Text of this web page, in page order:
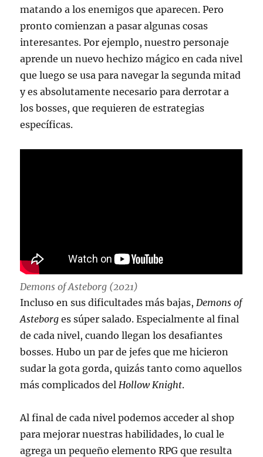
matando a los enemigos que aparecen. Pero
pronto comienzan a pasar algunas cosas
interesantes. Por ejemplo, nuestro personaje
aprende un nuevo hechizo mágico en cada nivel
que luego se usa para navegar la segunda mitad
y es absolutamente necesario para derrotar a
los bosses, que requieren de estrategias
específicas.
Demons of Asteborg (2021)
Incluso en sus dificultades más bajas, Demons of
Asteborg es súper salado. Especialmente al final
de cada nivel, cuando llegan los desafiantes
bosses. Hubo un par de jefes que me hicieron
sudar la gota gorda, quizás tanto como aquellos
más complicados del Hollow Knight.
Al final de cada nivel podemos acceder al shop
para mejorar nuestras habilidades, lo cual le
agrega un pequeño elemento RPG que resulta